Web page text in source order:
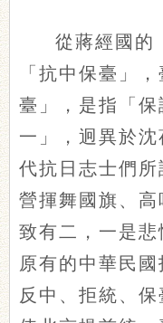
從蔣經國的
「抗中保臺」
臺」，是指「
一」，迥異於
代抗日志士們
營揮舞國旗、
致有二，一是
原有的中華民
反中、拒統、